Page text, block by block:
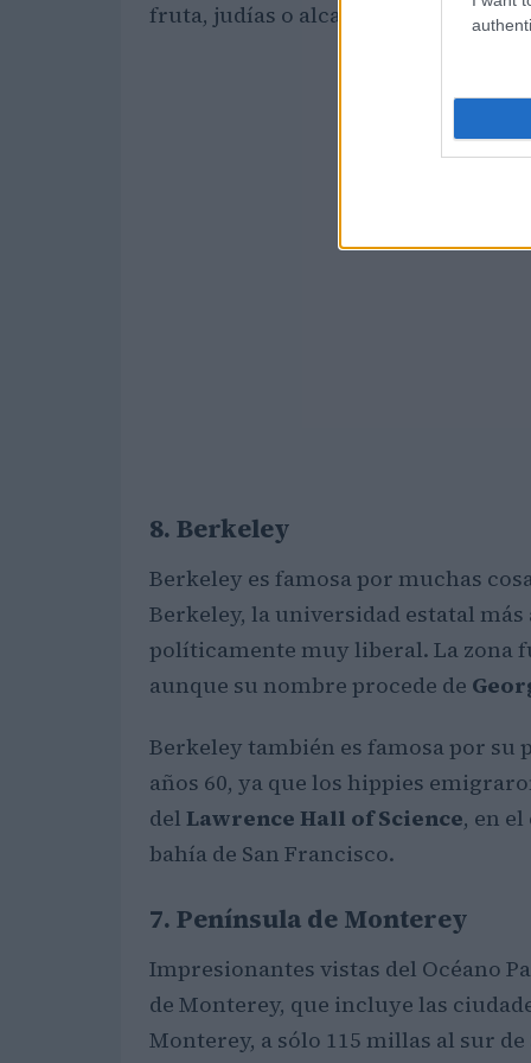
fruta, judías o alcachofas.
8. Berkeley
Berkeley es famosa por muchas
Berkeley, la universidad estatal
políticamente muy liberal. La zona
aunque su nombre procede de
Berkeley también es famosa por
años 60, ya que los hippies
del Lawrence Hall of Science, en
bahía de San Francisco.
7. Península de Monterey
Impresionantes vistas del Océano
de Monterey, que incluye las
Monterey, a sólo 115 millas al sur